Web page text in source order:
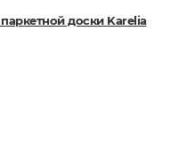
доски Karelia